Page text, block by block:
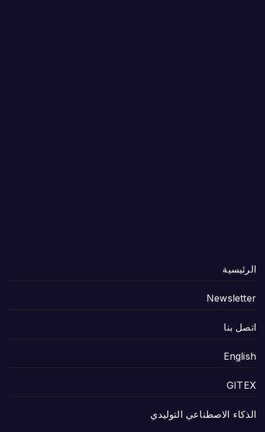
الرئيسية
Newsletter
اتصل بنا
English
GITEX
الذكاء الاصطناعي التوليدي